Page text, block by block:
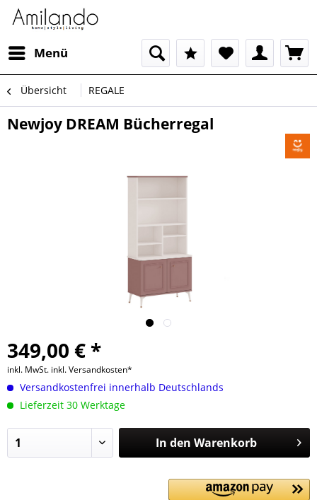
Menü
Übersicht REGALE
Newjoy DREAM Bücherregal
349,00 € *
inkl. MwSt. inkl. Versandkosten*
Versandkostenfrei innerhalb Deutschlands
Lieferzeit 30 Werktage
In den Warenkorb